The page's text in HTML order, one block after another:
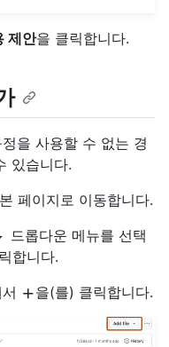
제안을 클릭합니다.
을 사용할 수 없는 경
있습니다.
페이지로 이동합니다.
드롭다운 메뉴를 선택
합니다.
을(를) 클릭합니다.